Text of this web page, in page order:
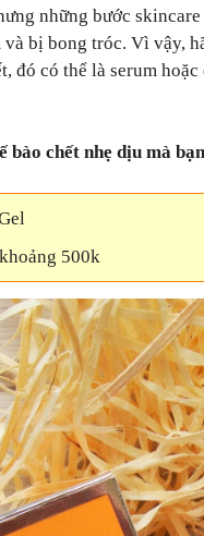
những bước
bị bong tróc. Vì vậy,
đó có thể là serum
bào chết nhẹ dịu mà
500k